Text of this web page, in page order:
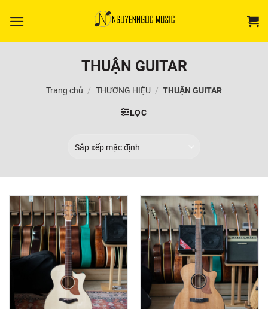
qua
THUẬN GUITAR
Trang chủ / THƯƠNG HIỆU / THUẬN GUITAR
LỌC